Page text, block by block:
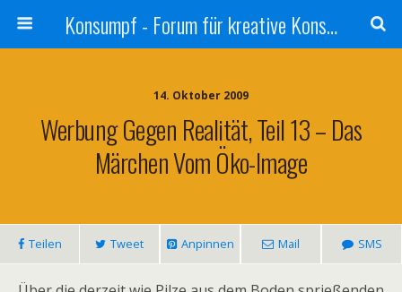
Konsumpf - Forum für kreative Konsumkritik - Culture Jamming, Nachhaltigkeit, Konzernkritik, Adbusting
14. Oktober 2009
Werbung Gegen Realität, Teil 13 – Das
Märchen Vom Öko-Image
Teilen Tweet Anpinnen Mail SMS